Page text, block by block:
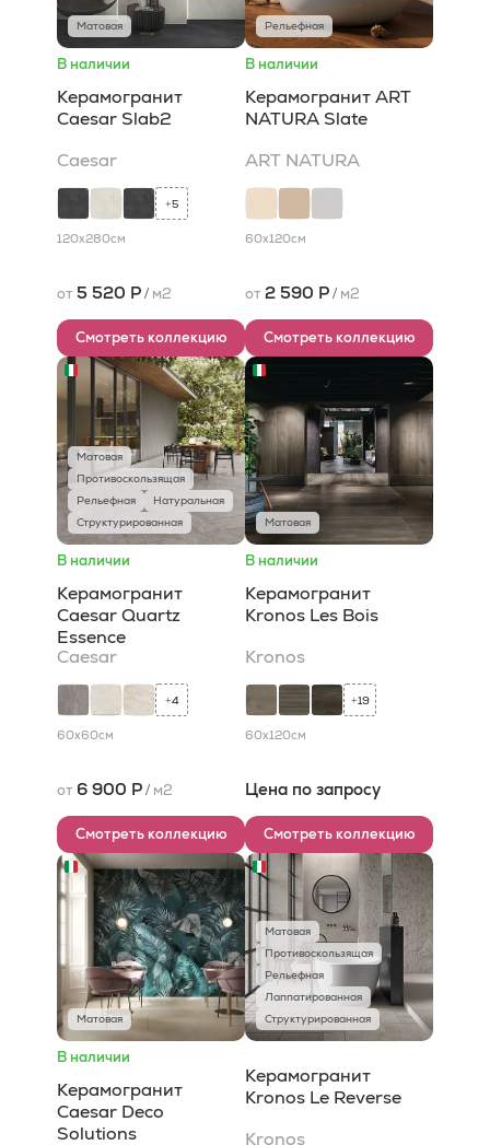
Матовая
В наличии
Керамогранит
Caesar Slab2
Caesar
+5
120x280см
от 5 520 Р/ м2
Смотреть коллекцию
Рельефная
В наличии
Керамогранит ART
NATURA Slate
ART NATURA
60x120см
от 2 590 Р/ м2
Смотреть коллекцию
Матовая
Противоскользящая
Рельефная
Натуральная
Структурированная
В наличии
Керамогранит
Caesar Quartz
Essence
Caesar
+4
60x60см
от 6 900 Р/ м2
Смотреть коллекцию
Матовая
В наличии
Керамогранит
Kronos Les Bois
Kronos
+19
60x120см
Цена по запросу
Смотреть коллекцию
Матовая
В наличии
Керамогранит
Caesar Deco
Solutions
Матовая
Противоскользящая
Рельефная
Лаппатированная
Структурированная
Керамогранит
Kronos Le Reverse
Kronos